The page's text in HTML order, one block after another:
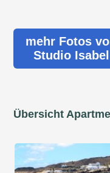
mehr Fotos
Studio Isabel
Übersicht